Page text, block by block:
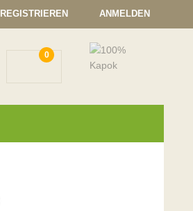
REGISTRIEREN ANMELDEN
0